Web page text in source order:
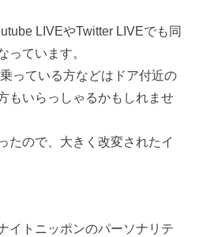
LIVEやTwitter LIVEでも同
っています。
っている方などはドア付近の
もいらっしゃるかもしれませ
たので、大きく改変されたイ
イトニッポンのパーソナリテ